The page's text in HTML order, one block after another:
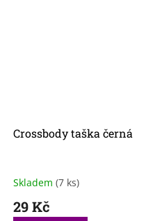
Crossbody taška černá
Skladem (7 ks)
29 Kč